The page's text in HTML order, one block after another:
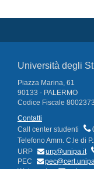
Università degli
Piazza Marina, 61
90133 - PALERMO
Codice Fiscale
Contatti
Call center studenti
Telefono Amm. C.le di
URP
urp@unipa.it
PEC